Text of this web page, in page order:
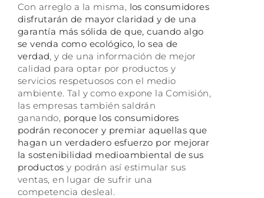
Con arreglo a la misma, los consumidores
disfrutarán de mayor claridad y de una
garantía más sólida de que, cuando algo
se venda como ecológico, lo sea de
verdad , y de una información de mejor
calidad para optar por productos y
servicios respetuosos con el medio
ambiente. Tal y como expone la Comisión,
las empresas también saldrán
ganando, porque los consumidores
podrán reconocer y premiar aquellas que
hagan un verdadero esfuerzo por mejorar
la sostenibilidad medioambiental de sus
productosy podrán así estimular sus
ventas, en lugar de sufrir una
competencia desleal.